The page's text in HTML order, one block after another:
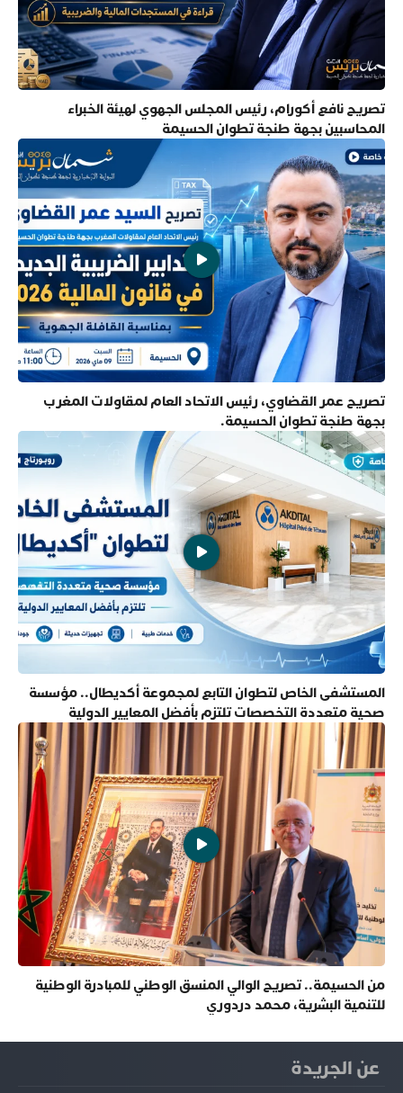
تصريح نافع أكورام، رئيس المجلس الجهوي لهيئة الخبراء
المحاسبين بجهة طنجة تطوان الحسيمة
تصريح عمر القضاوي، رئيس الاتحاد العام لمقاولات المغرب
بجهة طنجة تطوان الحسيمة.
المستشفى الخاص لتطوان التابع لمجموعة أكديطال.. مؤسسة
صحية متعددة التخصصات تلتزم بأفضل المعايير الدولية
من الحسيمة.. تصريح الوالي المنسق الوطني للمبادرة الوطنية
للتنمية البشرية، محمد دردوري
عن الجريدة